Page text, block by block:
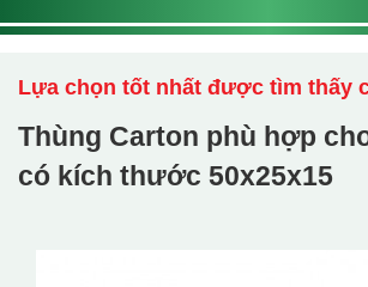
Lựa chọn tốt nhất được tìm thấy
Thùng Carton phù hợp
có kích thước 50x25x15